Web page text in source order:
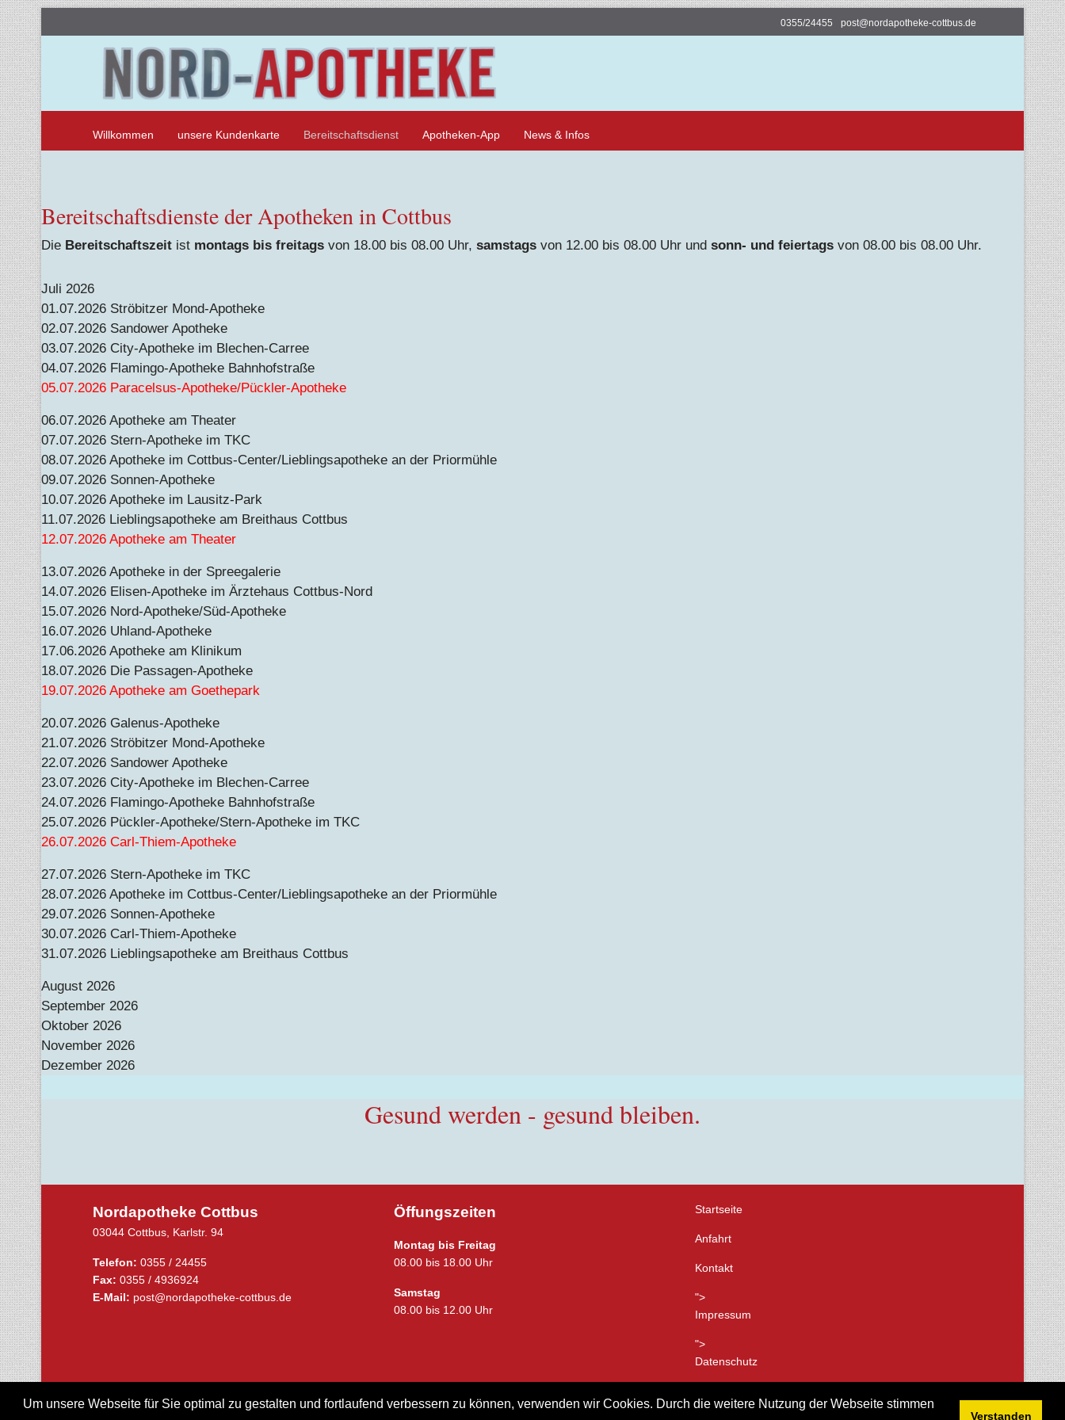
Um unsere Webseite für Sie optimal zu gestalten und fortlaufend verbessern zu können, verwenden wir Cookies. Durch die weitere Nutzung der Webseite stimmen
Verstanden
0355/24455 post@nordapotheke-cottbus.de
Willkommen unsere Kundenkarte Bereitschaftsdienst Apotheken-App News & Infos
Bereitschaftsdienste der Apotheken in Cottbus
Die Bereitschaftszeit ist montags bis freitags von 18.00 bis 08.00 Uhr, samstags von 12.00 bis 08.00 Uhr und sonn- und feiertags von 08.00 bis 08.00 Uhr.
Juli 2026
01.07.2026 Ströbitzer Mond-Apotheke
02.07.2026 Sandower Apotheke
03.07.2026 City-Apotheke im Blechen-Carree
04.07.2026 Flamingo-Apotheke Bahnhofstraße
05.07.2026 Paracelsus-Apotheke/Pückler-Apotheke
06.07.2026 Apotheke am Theater
07.07.2026 Stern-Apotheke im TKC
08.07.2026 Apotheke im Cottbus-Center/Lieblingsapotheke an der Priormühle
09.07.2026 Sonnen-Apotheke
10.07.2026 Apotheke im Lausitz-Park
11.07.2026 Lieblingsapotheke am Breithaus Cottbus
12.07.2026 Apotheke am Theater
13.07.2026 Apotheke in der Spreegalerie
14.07.2026 Elisen-Apotheke im Ärztehaus Cottbus-Nord
15.07.2026 Nord-Apotheke/Süd-Apotheke
16.07.2026 Uhland-Apotheke
17.06.2026 Apotheke am Klinikum
18.07.2026 Die Passagen-Apotheke
19.07.2026 Apotheke am Goethepark
20.07.2026 Galenus-Apotheke
21.07.2026 Ströbitzer Mond-Apotheke
22.07.2026 Sandower Apotheke
23.07.2026 City-Apotheke im Blechen-Carree
24.07.2026 Flamingo-Apotheke Bahnhofstraße
25.07.2026 Pückler-Apotheke/Stern-Apotheke im TKC
26.07.2026 Carl-Thiem-Apotheke
27.07.2026 Stern-Apotheke im TKC
28.07.2026 Apotheke im Cottbus-Center/Lieblingsapotheke an der Priormühle
29.07.2026 Sonnen-Apotheke
30.07.2026 Carl-Thiem-Apotheke
31.07.2026 Lieblingsapotheke am Breithaus Cottbus
August 2026
September 2026
Oktober 2026
November 2026
Dezember 2026
Gesund werden - gesund bleiben.
Nordapotheke Cottbus
03044 Cottbus, Karlstr. 94
Telefon: 0355 / 24455
Fax: 0355 / 4936924
E-Mail: post@nordapotheke-cottbus.de
Öffungszeiten
Montag bis Freitag
08.00 bis 18.00 Uhr
Samstag
08.00 bis 12.00 Uhr
Startseite
Anfahrt
Kontakt
">
Impressum
">
Datenschutz